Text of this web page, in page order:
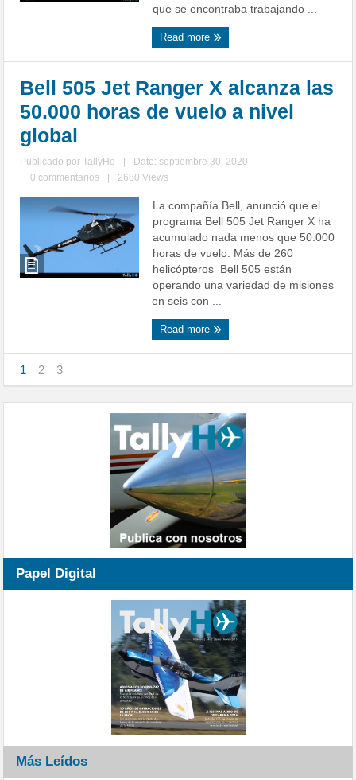
que se encontraba trabajando ...
Read more
Bell 505 Jet Ranger X alcanza las
50.000 horas de vuelo a nivel
global
Publicado porTallyHo
Date: septiembre 30, 2020
0 commentarios 2680 Views
La compañía Bell, anunció que el
programa Bell 505 Jet Ranger X ha
acumulado nada menos que 50.000
horas de vuelo. Más de 260
helicópteros Bell 505 están
operando una variedad de misiones
en seis con ...
Read more
1 2 3
Papel Digital
Más Leídos